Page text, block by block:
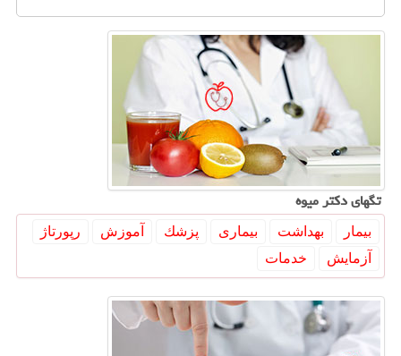
تگهای دكتر میوه
بیمار بهداشت بیماری پزشك آموزش
رپورتاژ
آزمایش
خدمات